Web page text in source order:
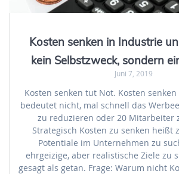
Kosten senken in Industrie
kein Selbstzweck, sondern
Juni 7, 2019
Kosten senken tut Not. Kosten
bedeutet nicht, mal schnell das
zu reduzieren oder 20 Mitarbeiter
Strategisch Kosten zu senken heißt
Potentiale im Unternehmen zu
ehrgeizige, aber realistische Ziele zu
gesagt als getan. Frage: Warum nicht